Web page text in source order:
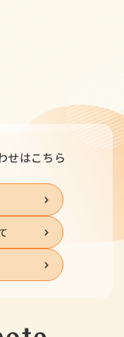
せはこちら